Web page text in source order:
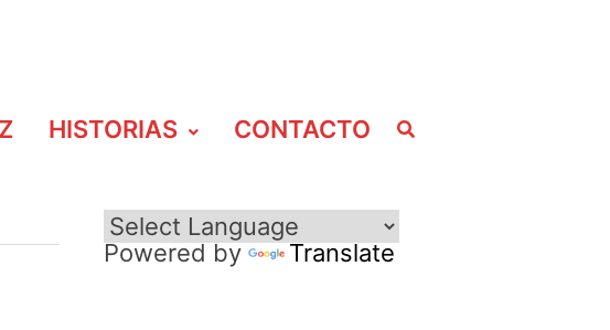
HISTORIAS CONTACTO
Powered by Translate